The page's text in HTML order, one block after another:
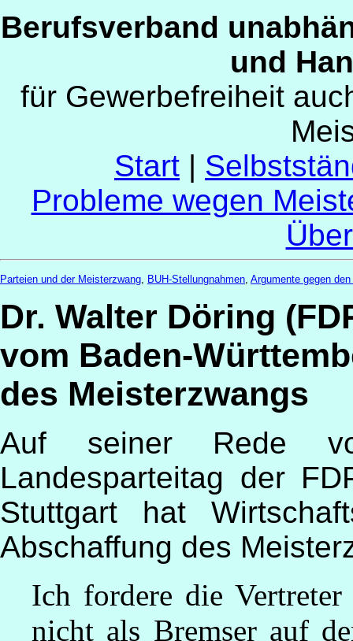
Berufsverband
und
für Gewerbefreiheit
Start |
Probleme wegen
Parteien und der Meisterzwang BUH-Stellungnahmen Argumente gegen
Dr. Walter Döring
vom Baden-
des Meisterzwangs
Auf seiner Rede
Landesparteitag der
Stuttgart hat
Abschaffung des
Ich fordere die
nicht als Bremser auf